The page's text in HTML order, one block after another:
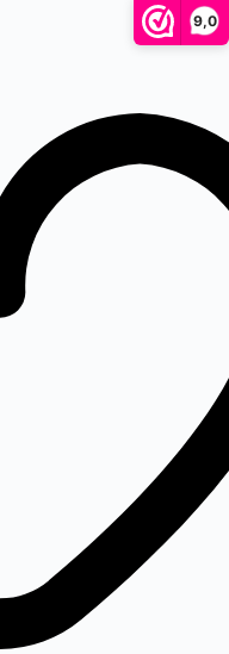
9,0